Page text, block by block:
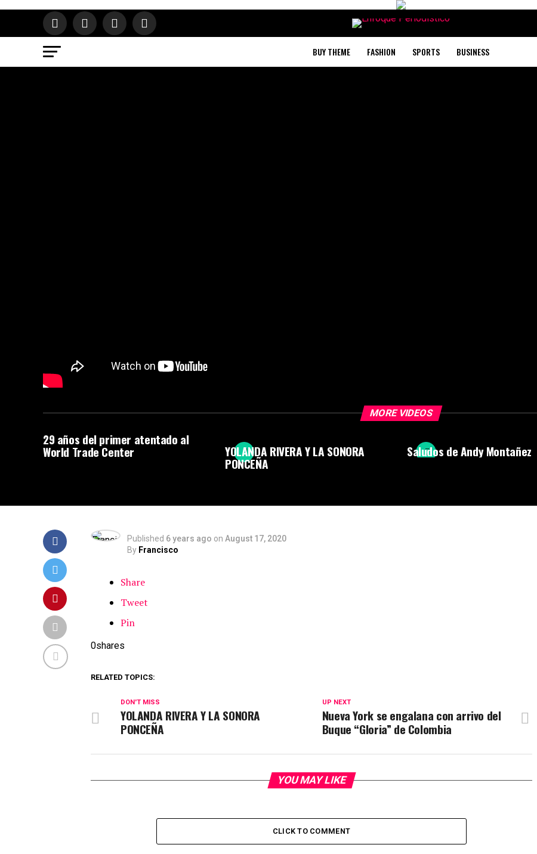
BUY THEME FASHION SPORTS BUSINESS
MORE VIDEOS
29 años del primer atentado al
World Trade Center YOLANDA RIVERA Y LA SONORA
PONCEÑA
Saludos de Andy Montañez
Published 6 years ago on August 17, 2020
By Francisco
Share
Tweet
Pin
0shares
RELATED TOPICS:
UP NEXT
Nueva York se engalana con arrivo del
Buque “Gloria” de Colombia
DON'T MISS
YOLANDA RIVERA Y LA SONORA
PONCEÑA
YOU MAY LIKE
CLICK TO COMMENT